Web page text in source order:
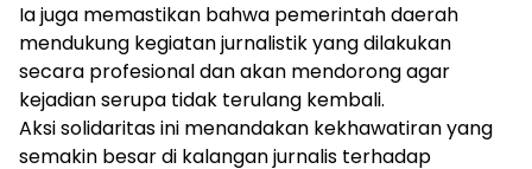
Ia juga memastikan bahwa pemerintah daerah
mendukung kegiatan jurnalistik yang dilakukan
secara profesional dan akan mendorong agar
kejadian serupa tidak terulang kembali.
Aksi solidaritas ini menandakan kekhawatiran yang
semakin besar di kalangan jurnalis terhadap